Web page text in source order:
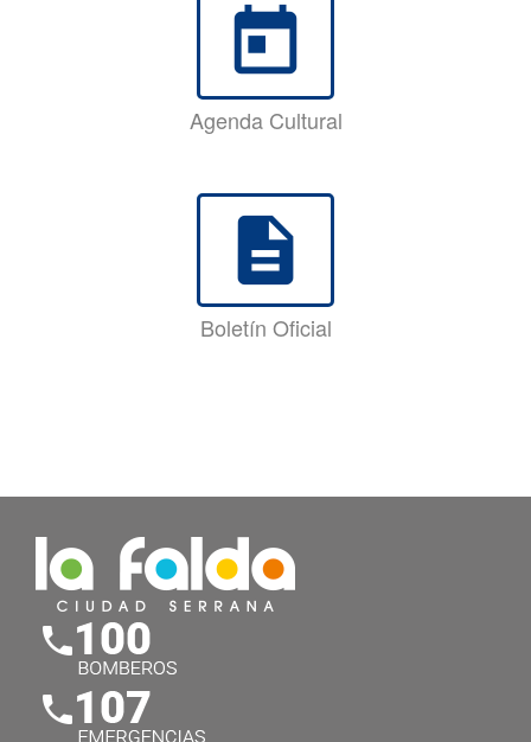
today
Agenda Cultural
description
Boletín Oficial